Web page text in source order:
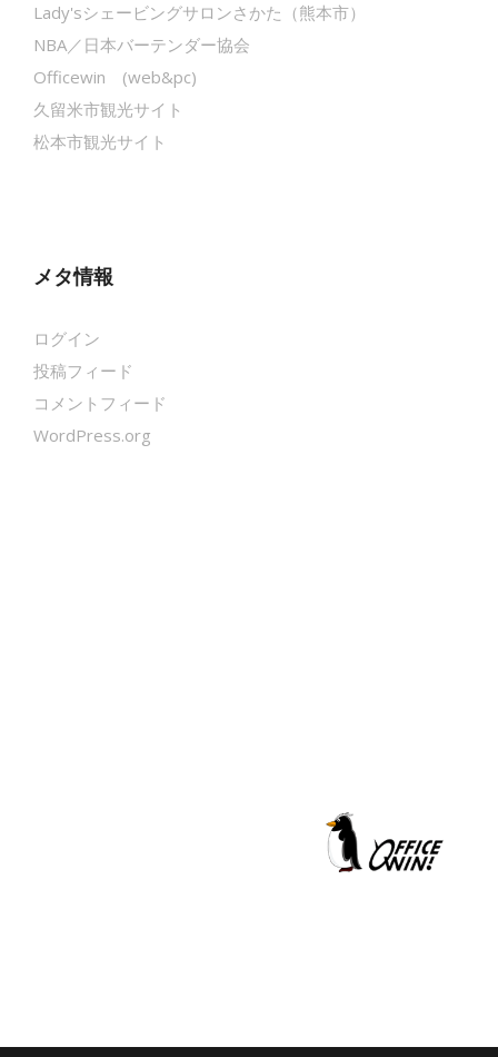
Lady'sシェービングサロンさかた（熊本市）
NBA／日本バーテンダー協会
Officewin (web&pc)
久留米市観光サイト
松本市観光サイト
メタ情報
ログイン
投稿フィード
コメントフィード
WordPress.org